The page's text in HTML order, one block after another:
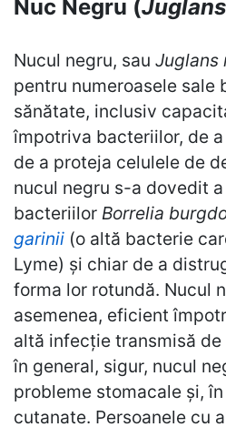
Nuc Negru (
Nucul negru, sau Juglans
pentru numeroasele sale
sănătate, inclusiv
împotriva bacteriilor, de
de a proteja celulele de
nucul negru s-a dovedit
bacteriilor Borrelia
garinii (o altă bacterie
Lyme) și chiar de a
forma lor rotundă. Nucul
asemenea, eficient
altă infecție transmisă de
în general, sigur, nucul
probleme stomacale și,
cutanate. Persoanele cu